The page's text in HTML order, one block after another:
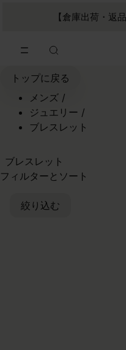
【倉庫出荷・
トップに戻る
メンズ /
ジュエリー /
ブレスレット
ブレスレット
フィルターとソート
絞り込む